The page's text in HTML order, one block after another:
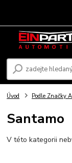
Úvod Podle Značky
Santamo
V této kategorii